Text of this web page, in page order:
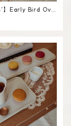
】Early Bird Ova